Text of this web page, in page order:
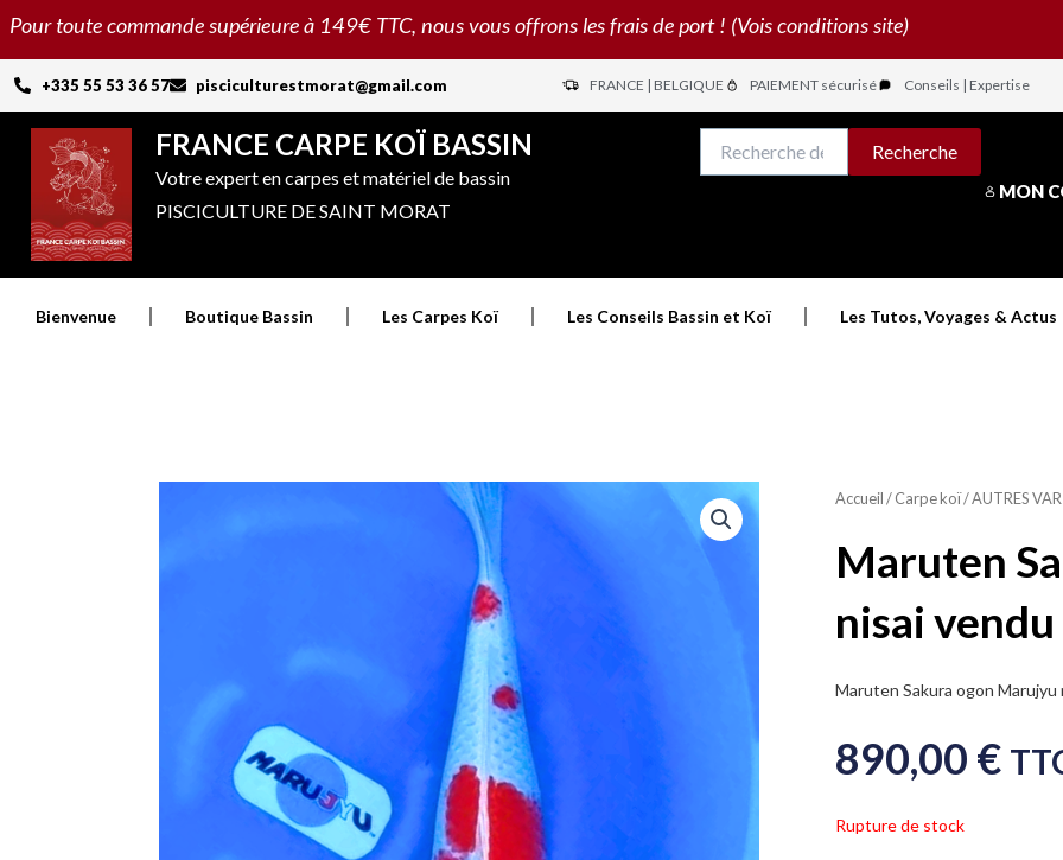
Aller
contenu
Pour toute commande supérieure à 149€ TTC, nous vous offrons les frais de port ! (Vois conditions site)
+335 55 53 36 57 pisciculturestmorat@gmail.com FRANCE | BELGIQUE PAIEMENT sécurisé Conseils | Expertise
FRANCE CARPE KOÏ BASSIN
Votre expert en carpes et matériel de bassin
PISCICULTURE DE SAINT MORAT
pour :
Recherche
MON
Bienvenue Boutique Bassin Les Carpes Koï Les Conseils Bassin et Koï Les Tutos, Voyages & Actus
Accueil/Carpe koï/AUTRES
Maruten
nisai vendu
Maruten Sakura ogon Marujyu
890,00 €
Rupture de stock